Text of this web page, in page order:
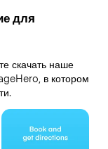
для
скачать наше
в котором